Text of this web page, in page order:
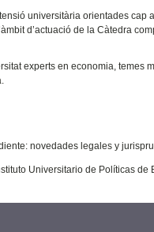
universitària orientades cap
d’actuació de la Càtedra
experts en economia, temes
novedades legales y
Universitario de Políticas de